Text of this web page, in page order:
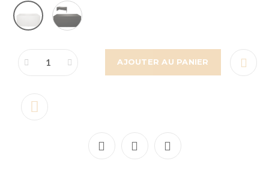
AJOUTER AU PANIER